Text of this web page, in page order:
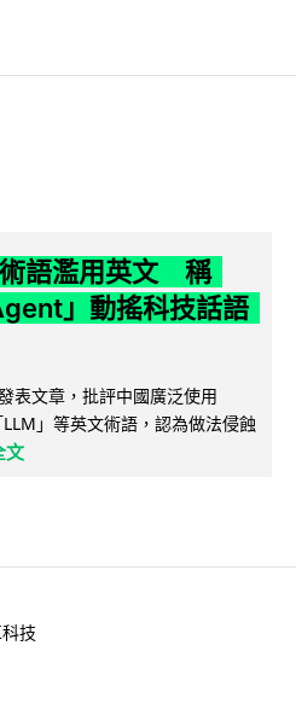
術語濫用英文 稱
」動搖科技話語
表文章，批評中國廣泛使用
」等英文術語，認為做法侵蝕
文
技